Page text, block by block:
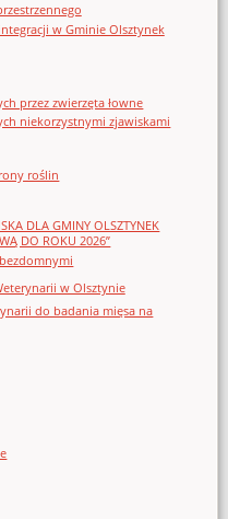
w Gminie Olsztynek
przez zwierzęta łowne
niekorzystnymi zjawiskami
roślin
DLA GMINY OLSZTYNEK
DO ROKU 2026”
w Olsztynie
do badania mięsa na